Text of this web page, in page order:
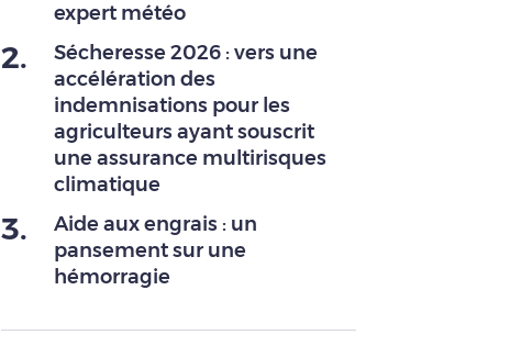
expert météo
2.
Sécheresse 2026 : vers une
accélération des
indemnisations pour les
agriculteurs ayant souscrit
une assurance multirisques
climatique
3.
Aide aux engrais : un
pansement sur une
hémorragie